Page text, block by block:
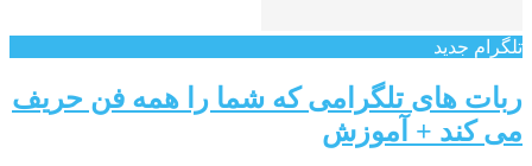
تلگرام جدید
ربات های تلگرامی که شما را همه فن حریف
می کند + آموزش